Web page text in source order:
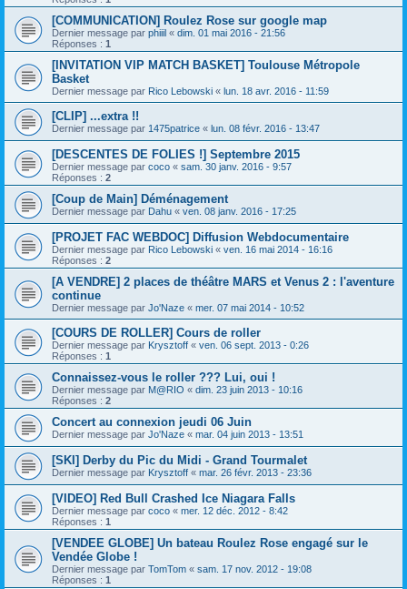
[COMMUNICATION] Roulez Rose sur google map
Dernier message par phiiil « dim. 01 mai 2016 - 21:56
Réponses : 1
[INVITATION VIP MATCH BASKET] Toulouse Métropole
Basket
Dernier message par Rico Lebowski « lun. 18 avr. 2016 - 11:59
[CLIP] ...extra !!
Dernier message par 1475patrice « lun. 08 févr. 2016 - 13:47
[DESCENTES DE FOLIES !] Septembre 2015
Dernier message par coco « sam. 30 janv. 2016 - 9:57
Réponses : 2
[Coup de Main] Déménagement
Dernier message par Dahu « ven. 08 janv. 2016 - 17:25
[PROJET FAC WEBDOC] Diffusion Webdocumentaire
Dernier message par Rico Lebowski « ven. 16 mai 2014 - 16:16
Réponses : 2
[A VENDRE] 2 places de théâtre MARS et Venus 2 : l'aventure
continue
Dernier message par Jo'Naze « mer. 07 mai 2014 - 10:52
[COURS DE ROLLER] Cours de roller
Dernier message par Krysztoff « ven. 06 sept. 2013 - 0:26
Réponses : 1
Connaissez-vous le roller ??? Lui, oui !
Dernier message par M@RIO « dim. 23 juin 2013 - 10:16
Réponses : 2
Concert au connexion jeudi 06 Juin
Dernier message par Jo'Naze « mar. 04 juin 2013 - 13:51
[SKI] Derby du Pic du Midi - Grand Tourmalet
Dernier message par Krysztoff « mar. 26 févr. 2013 - 23:36
[VIDEO] Red Bull Crashed Ice Niagara Falls
Dernier message par coco « mer. 12 déc. 2012 - 8:42
Réponses : 1
[VENDEE GLOBE] Un bateau Roulez Rose engagé sur le
Vendée Globe !
Dernier message par TomTom « sam. 17 nov. 2012 - 19:08
Réponses : 1